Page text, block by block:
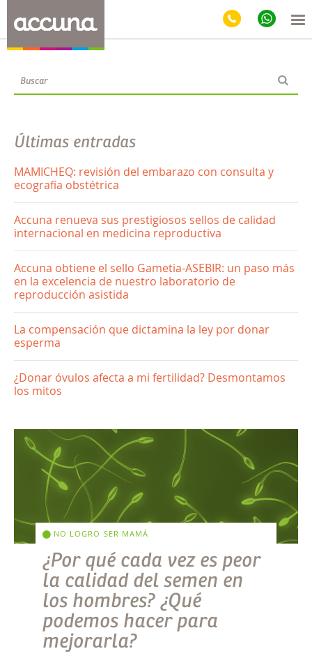
Blog
Últimas entradas
MAMICHEQ: revisión del embarazo con consulta y
ecografía obstétrica
Accuna renueva sus prestigiosos sellos de calidad
internacional en medicina reproductiva
Accuna obtiene el sello Gametia-ASEBIR: un paso más
en la excelencia de nuestro laboratorio de
reproducción asistida
La compensación que dictamina la ley por donar
esperma
¿Donar óvulos afecta a mi fertilidad? Desmontamos
los mitos
NO LOGRO SER MAMÁ
¿Por qué cada vez es peor
la calidad del semen en
los hombres? ¿Qué
podemos hacer para
mejorarla?